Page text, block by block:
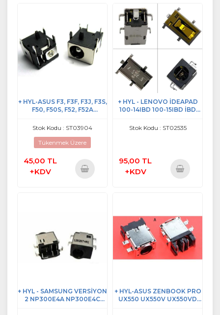
Ekle
+ HYL-ASUS F3, F3F, F3J, F3S,
F50, F50S, F52, F52A
JACK
Stok Kodu : ST03904
Tükenmek Üzere
45,00 TL
+KDV
+ HYL - LENOVO İDEAPAD
100-14IBD 100-15IBD İBD
JACK
Stok Kodu : ST02535
95,00 TL
+KDV
+ HYL - SAMSUNG VERSİYON
2 NP300E4A NP300E4C
+ HYL-ASUS ZENBOOK PRO
UX550 UX550V UX550VD